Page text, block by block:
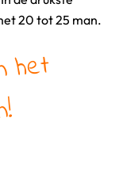
20 tot 25 man.
het